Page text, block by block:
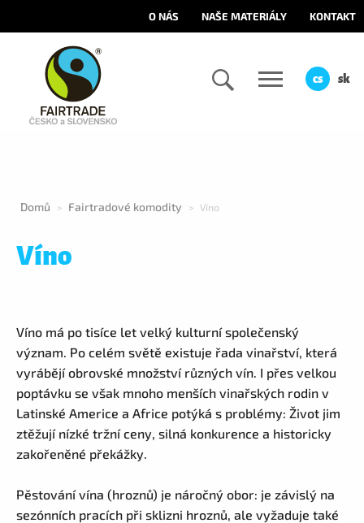
O NÁS NAŠE MATERIÁLY KONTAKT
cs sk
Domů > Fairtradové komodity > Víno
Víno
Víno má po tisíce let velký kulturní společenský
význam. Po celém světě existuje řada vinařství, která
vyrábějí obrovské množství různých vín. I přes velkou
poptávku se však mnoho menších vinařských rodin v
Latinské Americe a Africe potýká s problémy: Život jim
ztěžují nízké tržní ceny, silná konkurence a historicky
zakořeněné překážky.
Pěstování vína (hroznů) je náročný obor: je závislý na
sezónních pracích při sklizni hroznů, ale vyžaduje také